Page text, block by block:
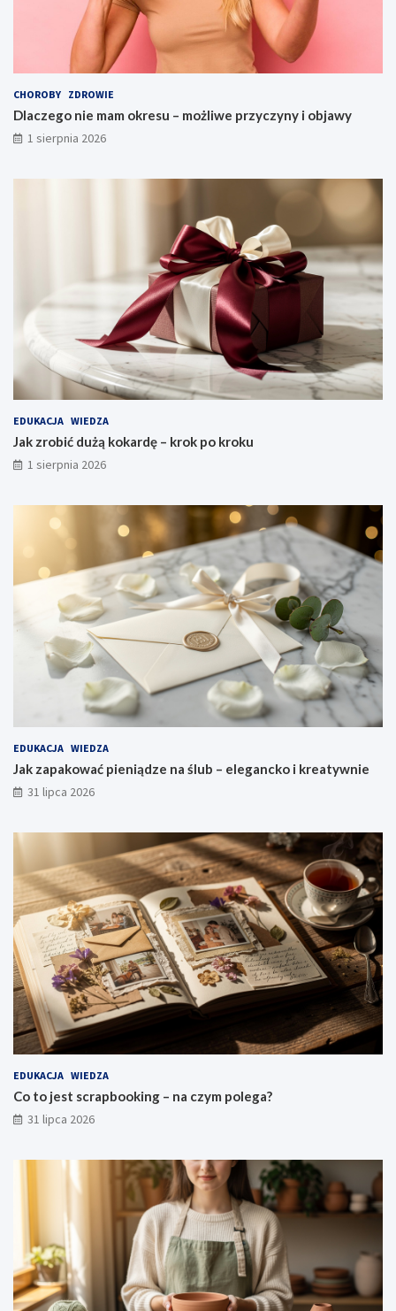
CHOROBY ZDROWIE
Dlaczego nie mam okresu – możliwe przyczyny i objawy
1 sierpnia 2026
EDUKACJA WIEDZA
Jak zrobić dużą kokardę – krok po kroku
1 sierpnia 2026
EDUKACJA WIEDZA
Jak zapakować pieniądze na ślub – elegancko i kreatywnie
31 lipca 2026
EDUKACJA WIEDZA
Co to jest scrapbooking – na czym polega?
31 lipca 2026